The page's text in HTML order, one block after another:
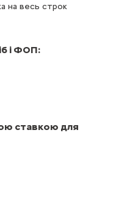
на весь строк
і ФОП:
ставкою для